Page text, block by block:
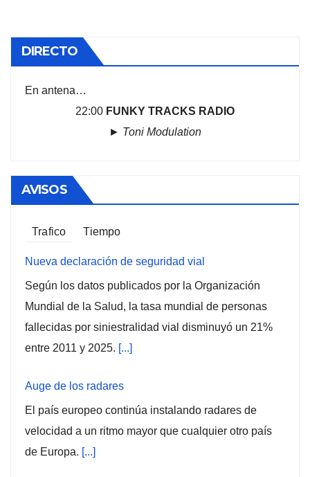
DIRECTO
En antena…
22:00 FUNKY TRACKS RADIO
► Toni Modulation
AVISOS
Trafico Tiempo
Nueva declaración de seguridad vial
Según los datos publicados por la Organización
Mundial de la Salud, la tasa mundial de personas
fallecidas por siniestralidad vial disminuyó un 21%
entre 2011 y 2025. [...]
Auge de los radares
El país europeo continúa instalando radares de
velocidad a un ritmo mayor que cualquier otro país
de Europa. [...]